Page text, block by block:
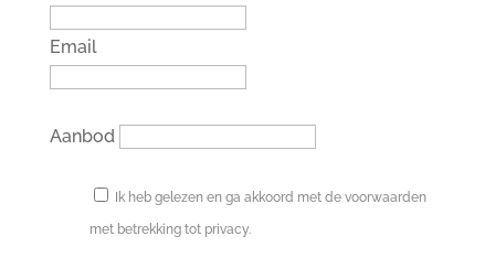
Email
Aanbod
Ik heb gelezen en ga akkoord met de voorwaarden
met betrekking tot privacy.